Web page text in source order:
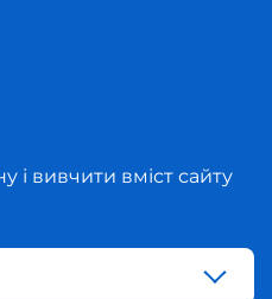
і вивчити вміст сайту